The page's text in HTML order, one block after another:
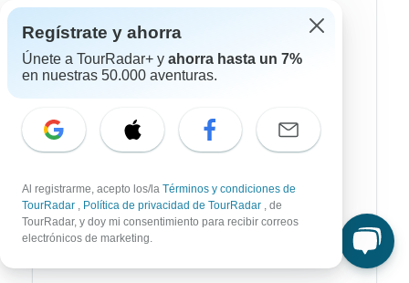
Crucero Fluvial
Profundización Cultural
Autobus / Bus
Tren / Ferrocarril
Playa
Regístrate y ahorra
Únete a TourRadar+ y ahorra hasta un 7%
en nuestras 50.000 aventuras.
Al registrarme, acepto los/la Términos y condiciones de
TourRadar , Política de privacidad de TourRadar , de
TourRadar, y doy mi consentimiento para recibir correos
electrónicos de marketing.